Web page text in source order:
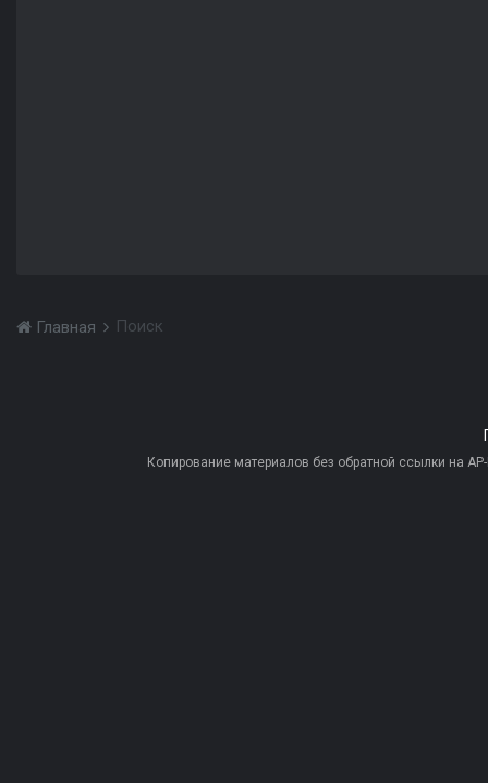
Главная Поиск
Копирование материалов без обратной ссылки на